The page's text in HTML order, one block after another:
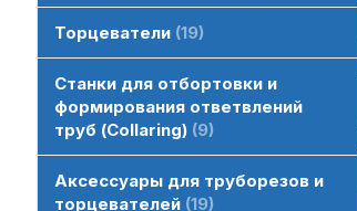
Торцеватели 19
Станки для отбортовки и
формирования ответвлений
труб (Collaring) 9
Аксессуары для труборезов и
торцевателей 19